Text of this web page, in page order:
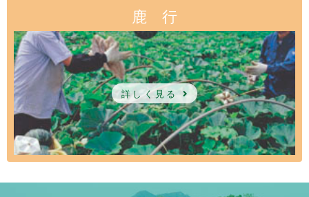
鹿 行
詳しく見る